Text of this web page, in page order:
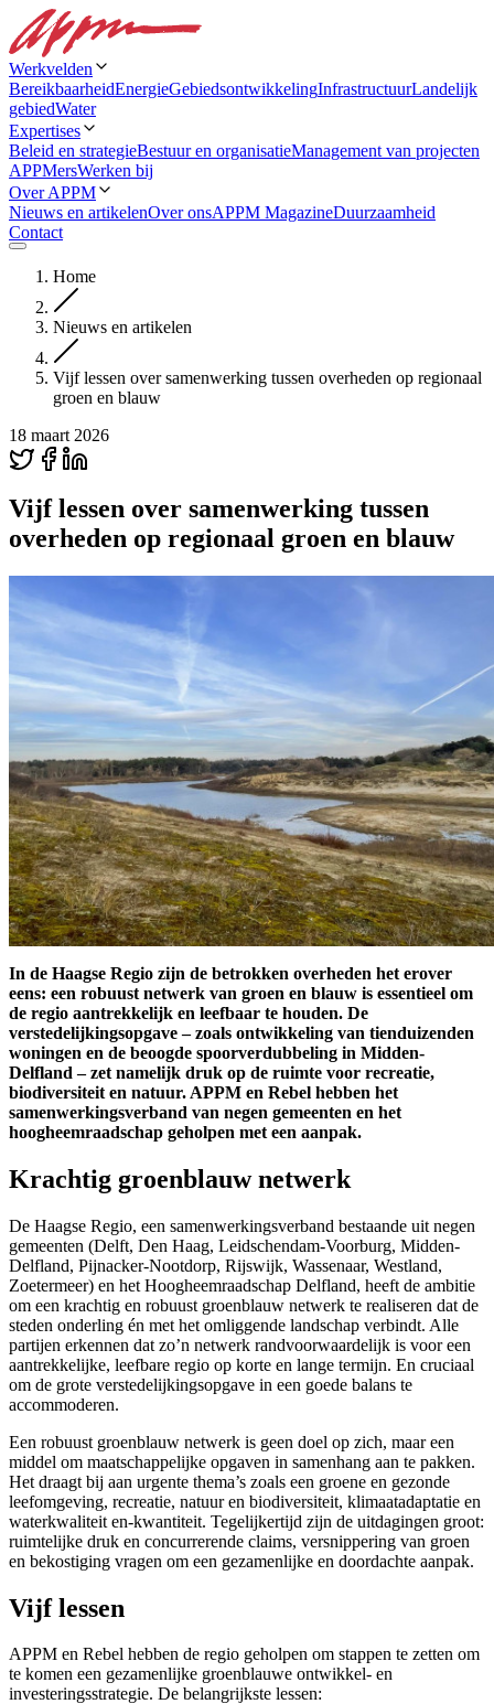
Werkvelden
BereikbaarheidEnergieGebiedsontwikkelingInfrastructuurLandelijk
gebiedWater
Expertises
Beleid en strategieBestuur en organisatieManagement van projecten
APPMersWerken bij
Over APPM
Nieuws en artikelenOver onsAPPM MagazineDuurzaamheid
Contact
Home
Nieuws en artikelen
Vijf lessen over samenwerking tussen overheden op regionaal
groen en blauw
18 maart 2026
Vijf lessen over samenwerking tussen
overheden op regionaal groen en blauw
In de Haagse Regio zijn de betrokken overheden het erover
eens: een robuust netwerk van groen en blauw is essentieel om
de regio aantrekkelijk en leefbaar te houden. De
verstedelijkingsopgave – zoals ontwikkeling van tienduizenden
woningen en de beoogde spoorverdubbeling in Midden-
Delfland – zet namelijk druk op de ruimte voor recreatie,
biodiversiteit en natuur. APPM en Rebel hebben het
samenwerkingsverband van negen gemeenten en het
hoogheemraadschap geholpen met een aanpak.
Krachtig groenblauw netwerk
De Haagse Regio, een samenwerkingsverband bestaande uit negen
gemeenten (Delft, Den Haag, Leidschendam-Voorburg, Midden-
Delfland, Pijnacker-Nootdorp, Rijswijk, Wassenaar, Westland,
Zoetermeer) en het Hoogheemraadschap Delfland, heeft de ambitie
om een krachtig en robuust groenblauw netwerk te realiseren dat de
steden onderling én met het omliggende landschap verbindt. Alle
partijen erkennen dat zo’n netwerk randvoorwaardelijk is voor een
aantrekkelijke, leefbare regio op korte en lange termijn. En cruciaal
om de grote verstedelijkingsopgave in een goede balans te
accommoderen.
Een robuust groenblauw netwerk is geen doel op zich, maar een
middel om maatschappelijke opgaven in samenhang aan te pakken.
Het draagt bij aan urgente thema’s zoals een groene en gezonde
leefomgeving, recreatie, natuur en biodiversiteit, klimaatadaptatie en
waterkwaliteit en-kwantiteit. Tegelijkertijd zijn de uitdagingen groot:
ruimtelijke druk en concurrerende claims, versnippering van groen
en bekostiging vragen om een gezamenlijke en doordachte aanpak.
Vijf lessen
APPM en Rebel hebben de regio geholpen om stappen te zetten om
te komen een gezamenlijke groenblauwe ontwikkel- en
investeringsstrategie. De belangrijkste lessen: